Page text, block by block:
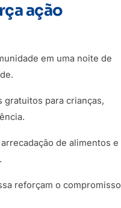
ação
em uma noite de
gratuitos para crianças,
de alimentos e
reforçam o compromisso